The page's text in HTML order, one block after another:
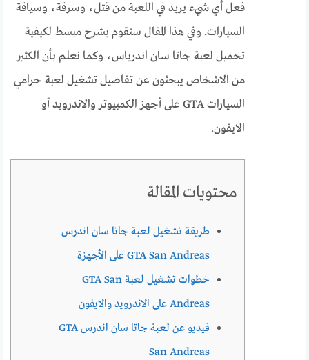
فعل أي شيء يريد في اللعبة من قتل، وسرقة، وسياقة
السيارات. وفي هذا المقال سنقوم بشرح مبسط لكيفية
تحميل لعبة جاتا سان اندرياس، وكما نعلم بأن الكثير
من الاشخاص يبحثون عن تفاصيل تشغيل لعبة حرامي
السيارات GTA على أجهز الكمبيوتر والاندرويد أو
الايفون.
محتويات المقالة
طريقة تشغيل لعبة جاتا سان اندرس
GTA San Andreas على الأجهزة
خطوات تشغيل لعبة GTA San
Andreas على الاندرويد والايفون
فيديو عن لعبة جاتا سان اندرس GTA
San Andreas